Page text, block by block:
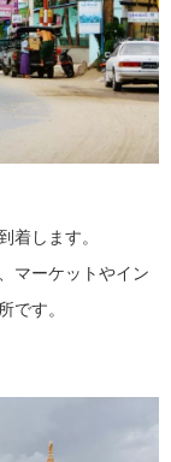
着します。
マーケットやイン
です。